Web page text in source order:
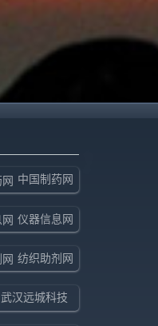
中国制药网
仪器信息网
纺织助剂网
武汉远城科技